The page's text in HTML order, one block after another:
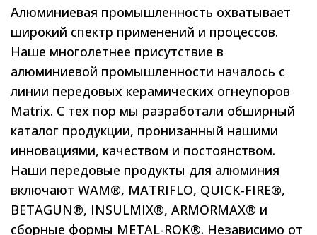
Алюминиевая промышленность охватывает
широкий спектр применений и процессов.
Наше многолетнее присутствие в
алюминиевой промышленности началось с
линии передовых керамических огнеупоров
Matrix. С тех пор мы разработали обширный
каталог продукции, пронизанный нашими
инновациями, качеством и постоянством.
Наши передовые продукты для алюминия
включают WAM®, MATRIFLO, QUICK-FIRE®,
BETAGUN®, INSULMIX®, ARMORMAX® и
сборные формы METAL-ROK®. Независимо от